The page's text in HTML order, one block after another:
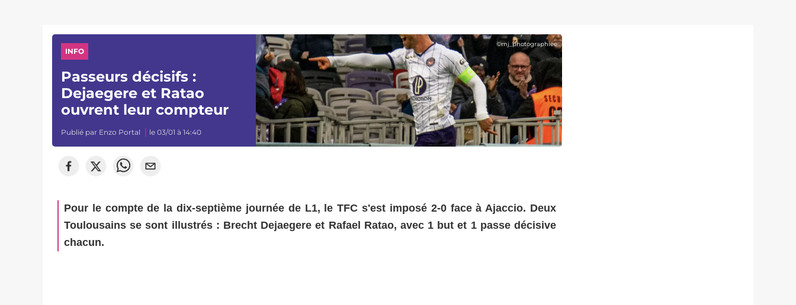
©mj_photographiee
INFO
Passeurs décisifs :
Dejaegere et Ratao
ouvrent leur compteur
Publié par Enzo Portal le 03/01 à 14:40
Pour le compte de la dix-septième journée de L1, le TFC s'est imposé 2-0 face à Ajaccio. Deux
Toulousains se sont illustrés : Brecht Dejaegere et Rafael Ratao, avec 1 but et 1 passe décisive
chacun.